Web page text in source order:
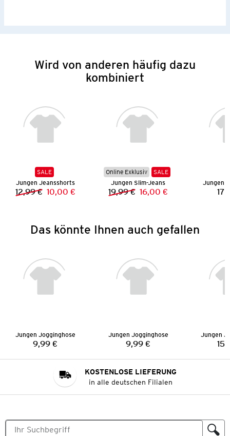
Wird von anderen häufig dazu
kombiniert
SALE
Jungen Jeansshorts
Vorheriger Preis:
12,99 € Neuer Preis:
10,00 €
Online Exklusiv
SALE
Jungen Slim-Jeans
Vorheriger Preis:
19,99 € Neuer Preis:
16,00 €
Jungen
Das könnte Ihnen auch gefallen
Jungen Jogginghose
Preis:
9,99 €
Jungen Jogginghose
Preis:
9,99 €
Jungen
KOSTENLOSE LIEFERUNG
in alle deutschen Filialen